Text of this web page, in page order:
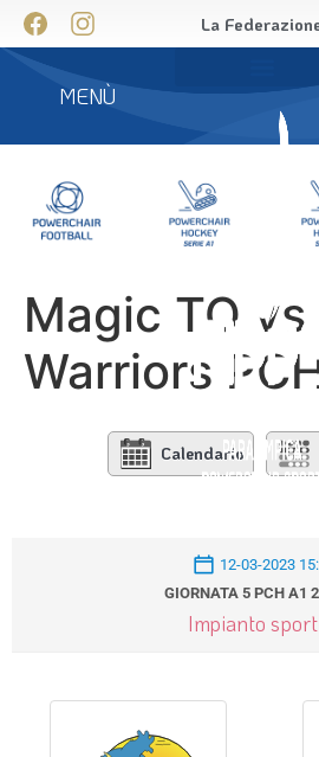
La
MENÙ
Magic TO vs
Warriors
Calendario
12-03-2023
GIORNATA 5 PCH A1
Impianto